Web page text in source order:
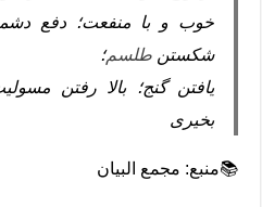
خوب و با منفعت؛ دفع
شکستنطلسم؛
یافتن گنج؛ بالا رفتن
بخیری
📚منبع: مجمع البیان